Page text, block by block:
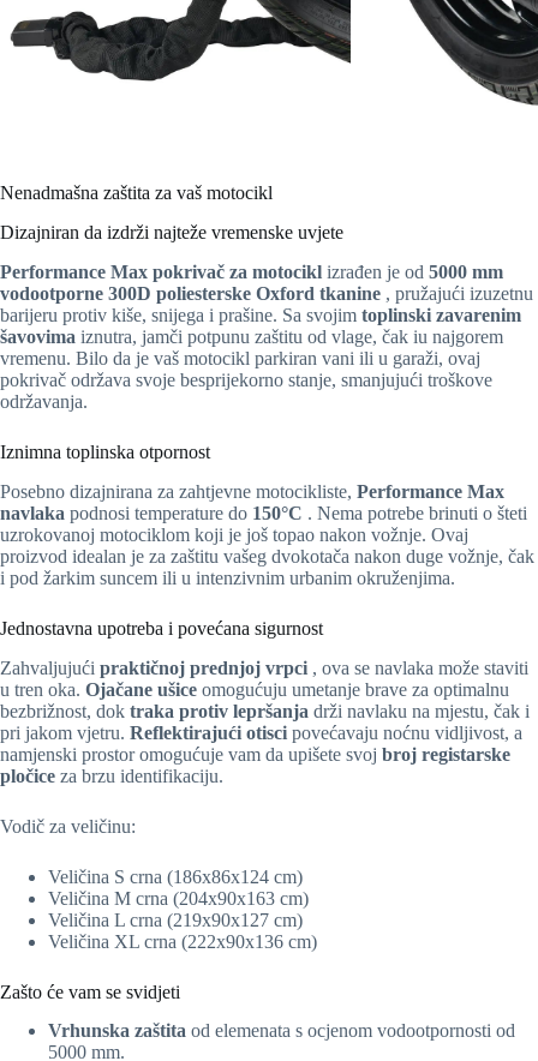
Nenadmašna zaštita za vaš motocikl
Dizajniran da izdrži najteže vremenske uvjete
Performance Max pokrivač za motocikl izrađen je od 5000 mm
vodootporne 300D poliesterske Oxford tkanine , pružajući izuzetnu
barijeru protiv kiše, snijega i prašine. Sa svojim toplinski zavarenim
šavovima iznutra, jamči potpunu zaštitu od vlage, čak iu najgorem
vremenu. Bilo da je vaš motocikl parkiran vani ili u garaži, ovaj
pokrivač održava svoje besprijekorno stanje, smanjujući troškove
održavanja.
Iznimna toplinska otpornost
Posebno dizajnirana za zahtjevne motocikliste, Performance Max
navlaka podnosi temperature do 150°C . Nema potrebe brinuti o šteti
uzrokovanoj motociklom koji je još topao nakon vožnje. Ovaj
proizvod idealan je za zaštitu vašeg dvokotača nakon duge vožnje, čak
i pod žarkim suncem ili u intenzivnim urbanim okruženjima.
Jednostavna upotreba i povećana sigurnost
Zahvaljujući praktičnoj prednjoj vrpci , ova se navlaka može staviti
u tren oka. Ojačane ušice omogućuju umetanje brave za optimalnu
bezbrižnost, dok traka protiv lepršanja drži navlaku na mjestu, čak i
pri jakom vjetru. Reflektirajući otisci povećavaju noćnu vidljivost, a
namjenski prostor omogućuje vam da upišete svoj broj registarske
pločice za brzu identifikaciju.
Vodič za veličinu:
Veličina S crna (186x86x124 cm)
Veličina M crna (204x90x163 cm)
Veličina L crna (219x90x127 cm)
Veličina XL crna (222x90x136 cm)
Zašto će vam se svidjeti
Vrhunska zaštita od elemenata s ocjenom vodootpornosti od
5000 mm.